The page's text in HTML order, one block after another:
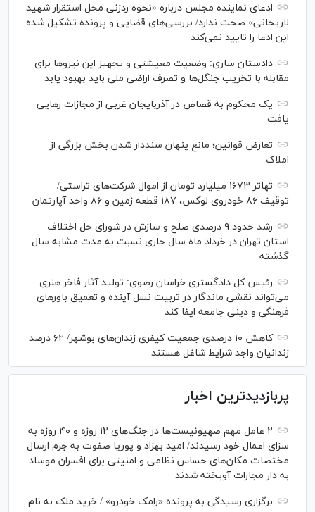
ادعای نماینده مجلس درباره «نحوه ردزنی محل استقرار شهید
لاریجانی» صحت ندارد/ بررسی‌های قضایی و پرونده تشکیل شده
این ادعا را تایید نمی‌کند
دادستان ساری: وضعیت معیشتی و تجهیز این نیرو‌ها برای
مقابله با تخریب جنگل‌ها و تصرف اراضی ملی باید بهبود یابد
یک محکوم به قصاص در آذربایجان‌ غربی از مجازات رهایی
یافت
تعارض قوانین؛ مانع پنهان سنددار شدن بخش بزرگی از
املاک
تهاتر ۱۶۷۳ میلیارد تومان از اموال شرکت‌های تراستی/
توقیف ۸۶ خودروی لوکس، ۱۸۷ قطعه زمین و ۸۶ واحد آپارتمان
رشد حدود ۹ درصدی صلح و سازش در شورای حل اختلاف
استان تهران در خرداد ماه سال جاری نسبت به مدت مشابه سال
گذشته
رئیس کل دادگستری خراسان رضوی: تولید آثار فاخر هنری
می‌تواند نقشی ماندگار در تربیت نسل آینده و تعمیق باور‌های
فرهنگی و دینی جامعه ایفا کند
کاهش ۱۰ درصدی جمعیت کیفری زندان‌های بوشهر/ ۶۲ درصد
زندانیان واجد شرایط شاغل هستند
پربازدیدترین اخبار
۲ عامل مهم صهیونیست‌ها در جنگ‌های ۱۲ روزه و ۴۰ روزه به
سزای اعمال خود رسیدند/ امید بهزاد و پوریا صفوت به جرم ارسال
مختصات مکان‌های حساس نظامی و امنیتی برای افسران موساد
به دار مجازات آویخته شدند
برگزاری رسیدگی به پرونده «رامک خودرو» / خرید ملک به نام